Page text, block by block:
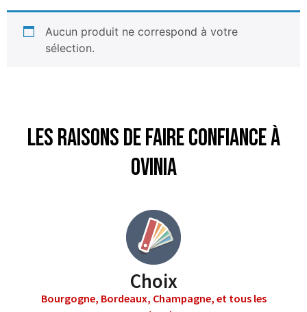
Aucun produit ne correspond à votre
sélection.
Les raisons de faire confiance à
Ovinia
Choix
Bourgogne, Bordeaux, Champagne, et tous les